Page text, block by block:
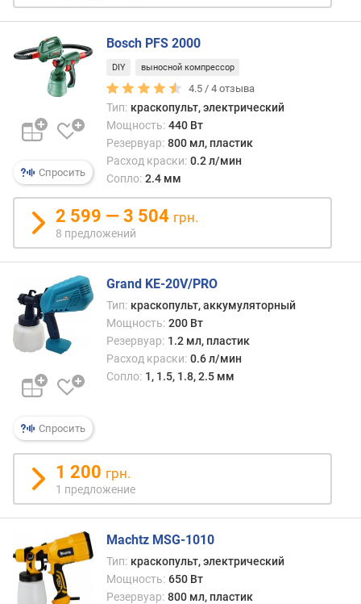
к
д
е
ш
м
о
о
т
з
ы
в
м
п
о
а
т
д
а
л
н
и
я
Спросить
Bosch PFS 2000
DIY выносной компрессор
4.5 /4 отзыва
Тип: краскопульт, электрический
Мощность: 440 Вт
Резервуар: 800 мл, пластик
Расход краски: 0.2 л/мин
Сопло: 2.4 мм
2 599 — 3 504 грн.
8 предложений
Спросить
Grand KE-20V/PRO
Тип: краскопульт, аккумуляторный
Мощность: 200 Вт
Резервуар: 1.2 мл, пластик
Расход краски: 0.6 л/мин
Сопло: 1, 1.5, 1.8, 2.5 мм
1 200 грн.
1 предложение
Machtz MSG-1010
Тип: краскопульт, электрический
Мощность: 650 Вт
Резервуар: 800 мл, пластик